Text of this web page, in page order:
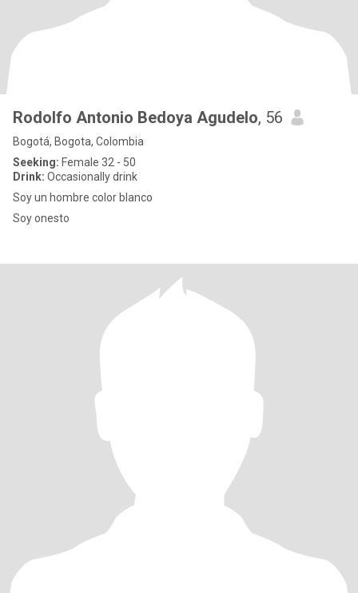
Rodolfo Antonio Bedoya Agudelo, 56
Bogotá, Bogota, Colombia
Seeking: Female 32 - 50
Drink: Occasionally drink
Soy un hombre color blanco
Soy onesto